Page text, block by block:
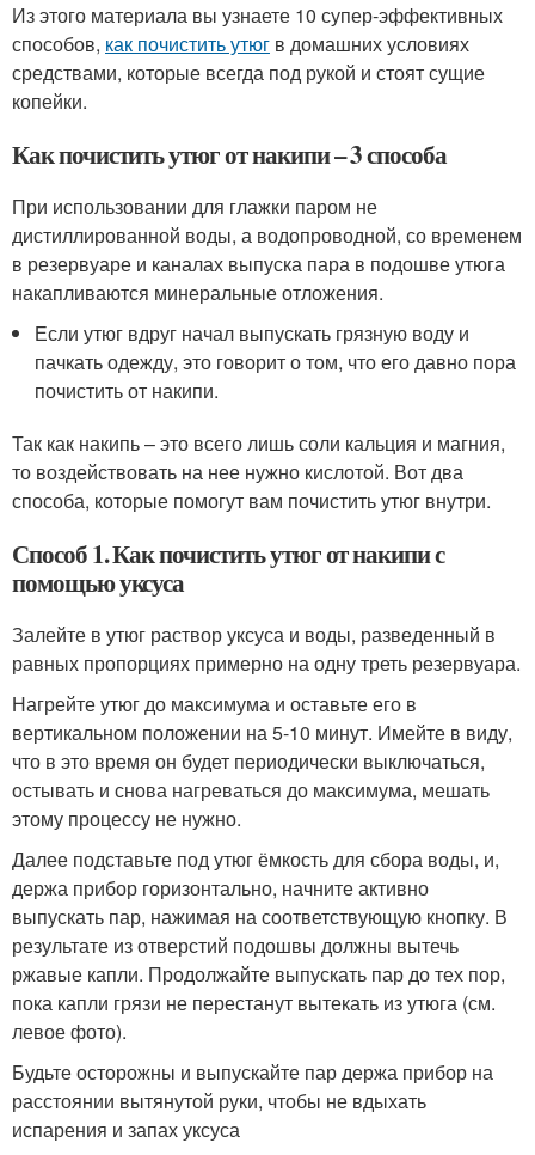
Из этого материала вы узнаете 10 супер-эффективных
способов, как почистить утюг в домашних условиях
средствами, которые всегда под рукой и стоят сущие
копейки.
Как почистить утюг от накипи – 3 способа
При использовании для глажки паром не
дистиллированной воды, а водопроводной, со временем
в резервуаре и каналах выпуска пара в подошве утюга
накапливаются минеральные отложения.
Если утюг вдруг начал выпускать грязную воду и
пачкать одежду, это говорит о том, что его давно пора
почистить от накипи.
Так как накипь – это всего лишь соли кальция и магния,
то воздействовать на нее нужно кислотой. Вот два
способа, которые помогут вам почистить утюг внутри.
Способ 1. Как почистить утюг от накипи с
помощью уксуса
Залейте в утюг раствор уксуса и воды, разведенный в
равных пропорциях примерно на одну треть резервуара.
Нагрейте утюг до максимума и оставьте его в
вертикальном положении на 5-10 минут. Имейте в виду,
что в это время он будет периодически выключаться,
остывать и снова нагреваться до максимума, мешать
этому процессу не нужно.
Далее подставьте под утюг ёмкость для сбора воды, и,
держа прибор горизонтально, начните активно
выпускать пар, нажимая на соответствующую кнопку. В
результате из отверстий подошвы должны вытечь
ржавые капли. Продолжайте выпускать пар до тех пор,
пока капли грязи не перестанут вытекать из утюга (см.
левое фото).
Будьте осторожны и выпускайте пар держа прибор на
расстоянии вытянутой руки, чтобы не вдыхать
испарения и запах уксуса